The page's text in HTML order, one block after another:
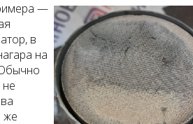
—
в
на
не
же